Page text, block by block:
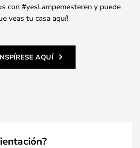
con #yesLampemesteren y puede
veas tu casa aquí!
AQUÍ